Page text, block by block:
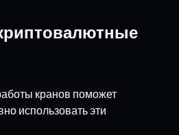
кранов поможет
использовать эти